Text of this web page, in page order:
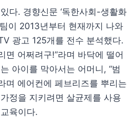
다. 경향신문 ‘독한사회-생활화
이 2013년부터 현재까지 나와
광고 125개를 전수 분석했다.
면 어쩌려구!”라며 바닥에 떨어
아이를 막아서는 어머니, “범
며 에어컨에 페브리즈를 뿌리는
정을 지키려면 살균제를 사용
육이다.